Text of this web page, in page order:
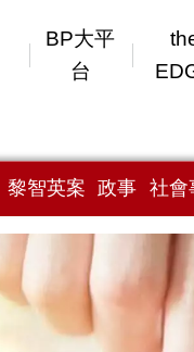
BP大平
台
黎智英案 政事 社會